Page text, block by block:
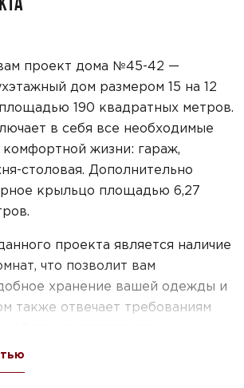
проект дома №45-42 —
дом размером 15 на 12
190 квадратных метров.
в себя все необходимые
жизни: гараж,
столовая. Дополнительно
крыльцо площадью 6,27
проекта является наличие
что позволит вам
хранение вашей одежды и
также отвечает требованиям
этаже. Это идеальное решение